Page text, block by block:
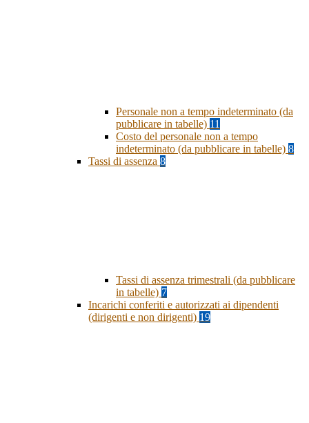
Personale non a tempo indeterminato (da
pubblicare in tabelle) 11
Costo del personale non a tempo
indeterminato (da pubblicare in tabelle) 8
Tassi di assenza 8
Tassi di assenza trimestrali (da pubblicare
in tabelle) 7
Incarichi conferiti e autorizzati ai dipendenti
(dirigenti e non dirigenti) 19